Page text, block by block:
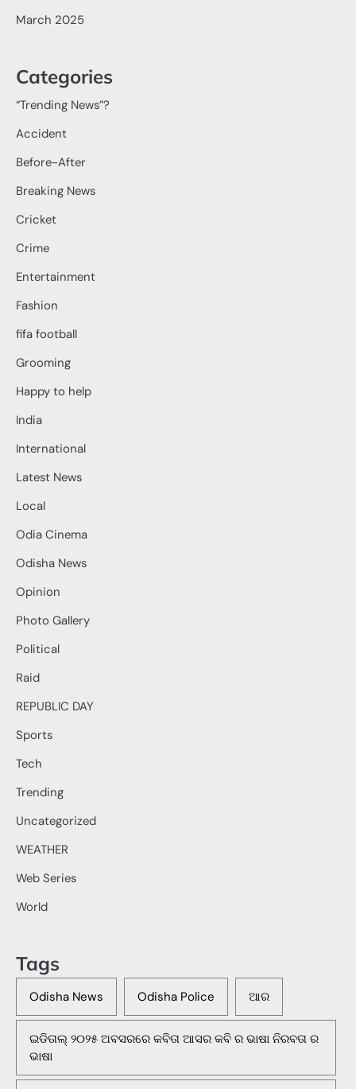
March 2025
Categories
“Trending News”?
Accident
Before-After
Breaking News
Cricket
Crime
Entertainment
Fashion
fifa football
Grooming
Happy to help
India
International
Latest News
Local
Odia Cinema
Odisha News
Opinion
Photo Gallery
Political
Raid
REPUBLIC DAY
Sports
Tech
Trending
Uncategorized
WEATHER
Web Series
World
Tags
Odisha News Odisha Police ଆର
ଇଡିତାଲ୍ ୨୦୨୫ ଅବସରରେ କବିତା ଆସର କବି ର ଭାଷା ନିରବତା ର
ଭାଷା